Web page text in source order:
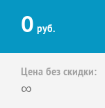
0 руб.
Цена без скидки:
∞